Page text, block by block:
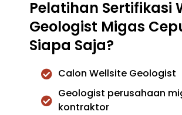
Pelatihan Sertifikasi
Geologist Migas
Siapa Saja?
Calon Wellsite Geologist
Geologist perusahaan
kontraktor